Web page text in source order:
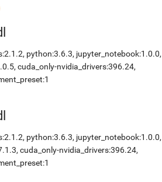
python:3.6.3, jupyter_notebook:1.0.0,
cuda_only-nvidia_drivers:396.24,
python:3.6.3, jupyter_notebook:1.0.0,
cuda_only-nvidia_drivers:396.24,